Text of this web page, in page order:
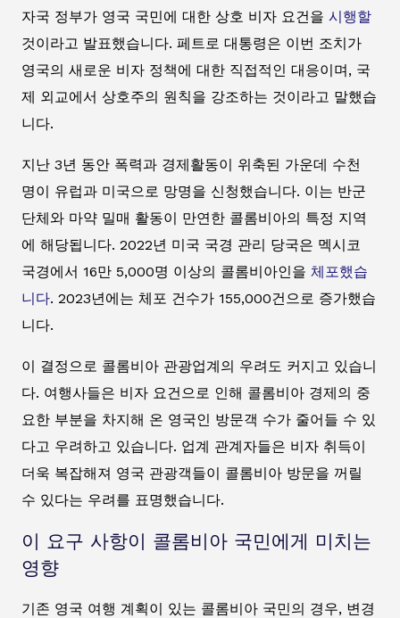
자국 정부가 영국 국민에 대한 상호 비자 요건을 시행할
것이라고 발표했습니다. 페트로 대통령은 이번 조치가
영국의 새로운 비자 정책에 대한 직접적인 대응이며, 국
제 외교에서 상호주의 원칙을 강조하는 것이라고 말했습
니다.
지난 3년 동안 폭력과 경제활동이 위축된 가운데 수천
명이 유럽과 미국으로 망명을 신청했습니다. 이는 반군
단체와 마약 밀매 활동이 만연한 콜롬비아의 특정 지역
에 해당됩니다. 2022년 미국 국경 관리 당국은 멕시코
국경에서 16만 5,000명 이상의 콜롬비아인을 체포했습
니다. 2023년에는 체포 건수가 155,000건으로 증가했습
니다.
이 결정으로 콜롬비아 관광업계의 우려도 커지고 있습니
다. 여행사들은 비자 요건으로 인해 콜롬비아 경제의 중
요한 부분을 차지해 온 영국인 방문객 수가 줄어들 수 있
다고 우려하고 있습니다. 업계 관계자들은 비자 취득이
더욱 복잡해져 영국 관광객들이 콜롬비아 방문을 꺼릴
수 있다는 우려를 표명했습니다.
이 요구 사항이 콜롬비아 국민에게 미치는
영향
기존 영국 여행 계획이 있는 콜롬비아 국민의 경우, 변경